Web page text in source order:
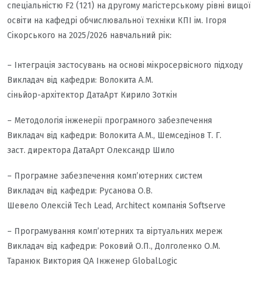
спеціальністю F2 (121) на другому магістерському рівні вищої
освіти на кафедрі обчислювальної техніки КПІ ім. Ігоря
Сікорського на 2025/2026 навчальний рік:
– Інтеграція застосувань на основі мікросервісного підходу
Викладач від кафедри: Волокита А.М.
сіньйор-архітектор ДатаАрт Кирило Зоткін
– Методологія інженерії програмного забезпечення
Викладач від кафедри: Волокита А.М., Шемседінов Т. Г.
заст. директора ДатаАрт Олександр Шило
– Програмне забезпечення комп’ютерних систем
Викладач від кафедри: Русанова О.В.
Шевело Олексій Tech Lead, Architect компанія Softserve
– Програмування комп’ютерних та віртуальних мереж
Викладач від кафедри: Роковий О.П., Долголенко О.М.
Таранюк Виктория QА Інженер GlobalLogic